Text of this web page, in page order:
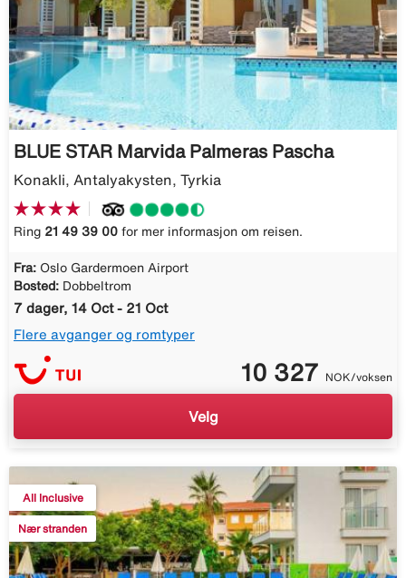
BLUE STAR Marvida Palmeras Pascha
Konakli, Antalyakysten, Tyrkia
Ring 21 49 39 00 for mer informasjon om reisen.
Fra: Oslo Gardermoen Airport
Bosted: Dobbeltrom
7 dager, 14 Oct - 21 Oct
Flere avganger og romtyper
10 327 NOK/voksen
Velg
All Inclusive
Nær stranden